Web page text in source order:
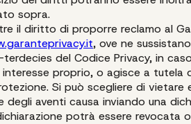
sopra.
il diritto di proporre reclamo al
, ove ne
terdecies del Codice Privacy, in
proprio, o agisce a tutela
Si può scegliere di vietare
aventi causa inviando una
potrà essere revocata